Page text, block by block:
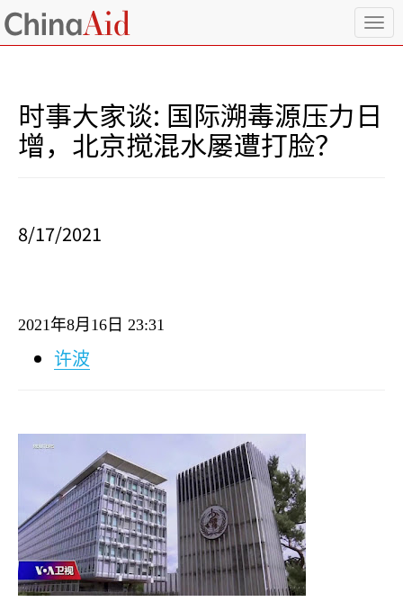
T
o
e
n
时事大家谈: 国际溯毒源压力日
增，北京搅混水屡遭打脸？
8/17/2021
2021年8月 16 日 23:31
许波